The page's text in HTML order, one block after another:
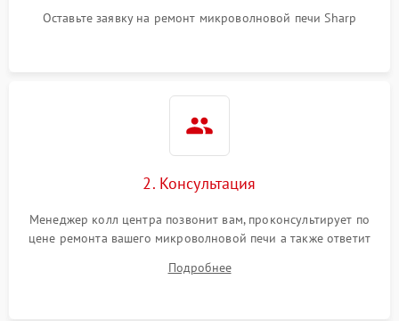
1000 ₽
Оставьте заявку на ремонт микроволновой печи Sharp
2. Консультация
Менеджер колл центра позвонит вам, проконсультирует по
цене ремонта вашего микроволновой печи а также ответит
Подробнее